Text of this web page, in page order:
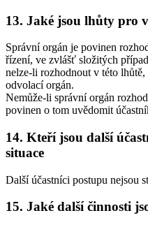
13. Jaké jsou lhůty pro
Správní orgán je povinen
řízení, ve zvlášť složitých
nelze-li rozhodnout v této
odvolací orgán.
Nemůže-li správní orgán
povinen o tom uvědomit
14. Kteří jsou další
situace
Další účastníci postupu nejsou
15. Jaké další činnosti